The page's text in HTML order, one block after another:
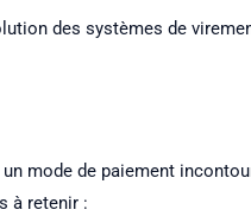
des systèmes de
mode de paiement
à retenir :